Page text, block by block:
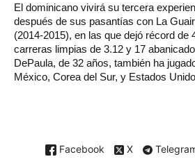
El dominicano vivirá su tercera
después de sus pasantías con La
(2014-2015), en las que dejó récord de
carreras limpias de 3.12 y 17
DePaula, de 32 años, también ha
México, Corea del Sur, y Estados
Facebook X